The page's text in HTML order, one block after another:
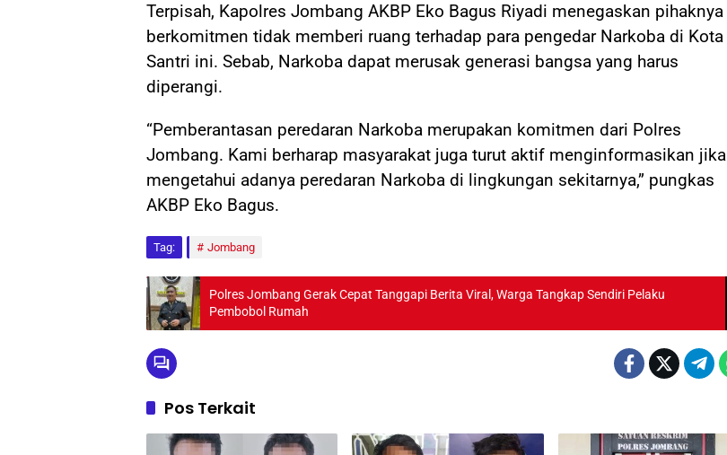
Terpisah, Kapolres Jombang AKBP Eko Bagus Riyadi menegaskan pihaknya
berkomitmen tidak memberi ruang terhadap para pengedar Narkoba di Kota
Santri ini. Sebab, Narkoba dapat merusak generasi bangsa yang harus
diperangi.
“Pemberantasan peredaran Narkoba merupakan komitmen dari Polres
Jombang. Kami berharap masyarakat juga turut aktif menginformasikan jika
mengetahui adanya peredaran Narkoba di lingkungan sekitarnya,” pungkas
AKBP Eko Bagus.
Tag: Jombang
Polres Jombang Gerak Cepat Tanggapi Berita Viral, Warga Tangkap Sendiri Pelaku
Pembobol Rumah
Pos Terkait